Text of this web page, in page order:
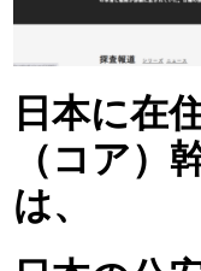
日本に在
（コア）
は、